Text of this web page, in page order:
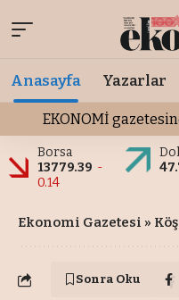
Anasayfa Yazarlar
EKONOMİ
Borsa
13779.39 -
0.14
Ekonomi Gazetesi »
Sonra Oku